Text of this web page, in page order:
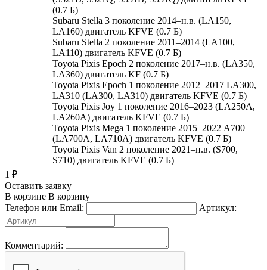
(0.7 Б)
Subaru Stella 3 поколение 2014–н.в. (LA150,
LA160) двигатель KFVE (0.7 Б)
Subaru Stella 2 поколение 2011–2014 (LA100,
LA110) двигатель KFVE (0.7 Б)
Toyota Pixis Epoch 2 поколение 2017–н.в. (LA350,
LA360) двигатель KF (0.7 Б)
Toyota Pixis Epoch 1 поколение 2012–2017 LA300,
LA310 (LA300, LA310) двигатель KFVE (0.7 Б)
Toyota Pixis Joy 1 поколение 2016–2023 (LA250A,
LA260A) двигатель KFVE (0.7 Б)
Toyota Pixis Mega 1 поколение 2015–2022 A700
(LA700A, LA710A) двигатель KFVE (0.7 Б)
Toyota Pixis Van 2 поколение 2021–н.в. (S700,
S710) двигатель KFVE (0.7 Б)
1 ₽
Оставить заявку
В корзине В корзину
Телефон или Email:
Артикул:
Комментарий: